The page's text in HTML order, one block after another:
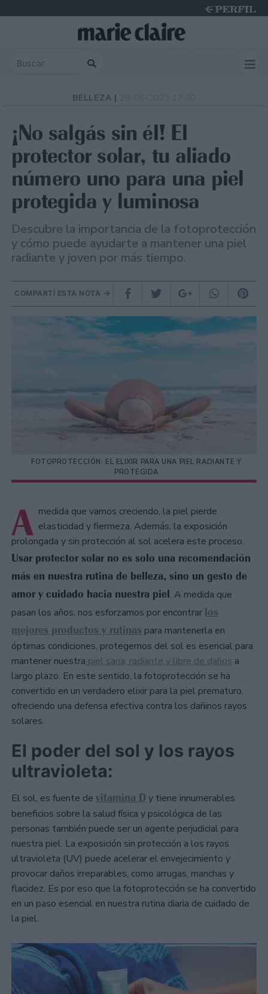
BELLEZA |
¡No salgás sin él! El
protector solar, tu aliado
número uno para una piel
protegida y luminosa
Descubre la importancia de la fotoprotección
y cómo puede ayudarte a mantener una piel
radiante y joven por más tiempo.
COMPARTÍ ESTA NOTA
FOTOPROTECCIÓN: EL ELIXIR PARA UNA PIEL RADIANTE Y
PROTEGIDA
A medida que vamos creciendo, la piel pierde
elasticidad y fiermeza. Además, la exposición
prolongada y sin protección al sol acelera este proceso.
Usar protector solar no es solo una recomendación
más en nuestra rutina de belleza, sino un gesto de
amor y cuidado hacia nuestra piel. A medida que
pasan los años, nos esforzamos por encontrar los
mejores productos y rutinas para mantenerla en
óptimas condiciones, protegernos del sol es esencial para
mantener nuestra piel sana, radiante y libre de daños a
largo plazo. En este sentido, la fotoprotección se ha
convertido en un verdadero elixir para la piel prematuro,
ofreciendo una defensa efectiva contra los dañinos rayos
solares.
El poder del sol y los rayos
ultravioleta:
El sol, es fuente de vitamina D y tiene innumerables
beneficios sobre la salud física y psicológica de las
personas también puede ser un agente perjudicial para
nuestra piel. La exposición sin protección a los rayos
ultravioleta (UV) puede acelerar el envejecimiento y
provocar daños irreparables, como arrugas, manchas y
flacidez. Es por eso que la fotoprotección se ha convertido
en un paso esencial en nuestra rutina diaria de cuidado de
la piel.